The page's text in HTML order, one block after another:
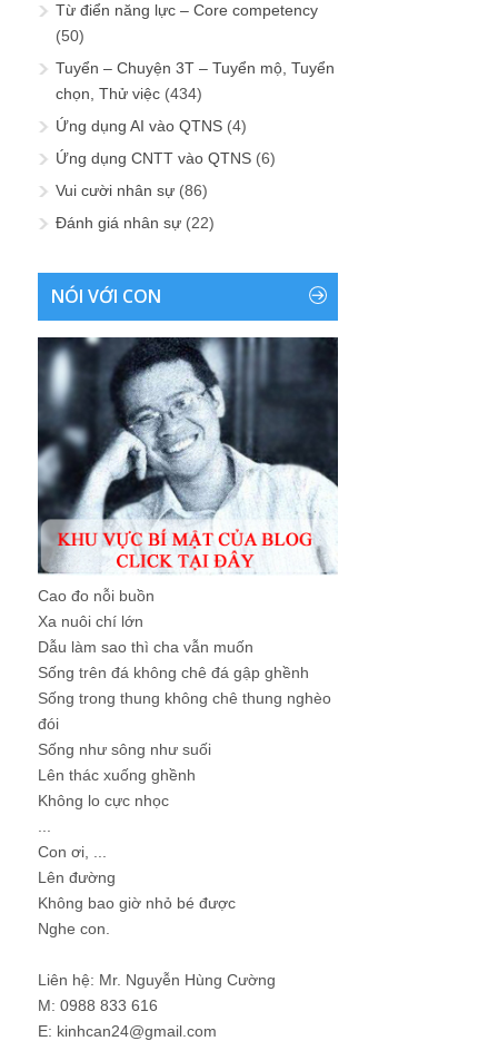
Từ điển năng lực – Core competency
(50)
Tuyển – Chuyện 3T – Tuyển mộ, Tuyển
chọn, Thử việc (434)
Ứng dụng AI vào QTNS (4)
Ứng dụng CNTT vào QTNS (6)
Vui cười nhân sự (86)
Đánh giá nhân sự (22)
NÓI VỚI CON
Cao đo nỗi buồn
Xa nuôi chí lớn
Dẫu làm sao thì cha vẫn muốn
Sống trên đá không chê đá gập ghềnh
Sống trong thung không chê thung nghèo
đói
Sống như sông như suối
Lên thác xuống ghềnh
Không lo cực nhọc
Con ơi, ...
Lên đường
Không bao giờ nhỏ bé được
Nghe con.
Liên hệ: Mr. Nguyễn Hùng Cường
M: 0988 833 616
E: kinhcan24@gmail.com